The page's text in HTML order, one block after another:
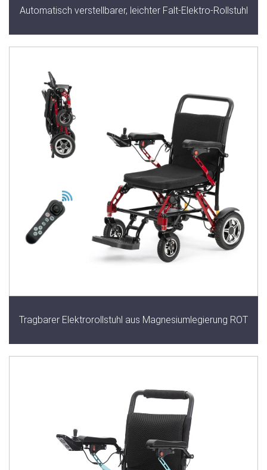
Automatisch verstellbarer, leichter Falt-Elektro-Rollstuhl
Tragbarer Elektrorollstuhl aus Magnesiumlegierung ROT